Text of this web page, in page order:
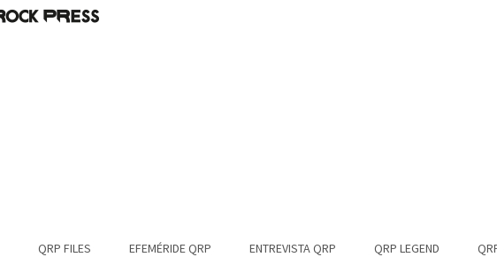
QRP FILES EFEMÉRIDE QRP ENTREVISTA QRP QRP LEGEND